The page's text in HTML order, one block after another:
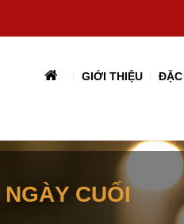
GIỚI THIỆU ĐẶC
CUỐI